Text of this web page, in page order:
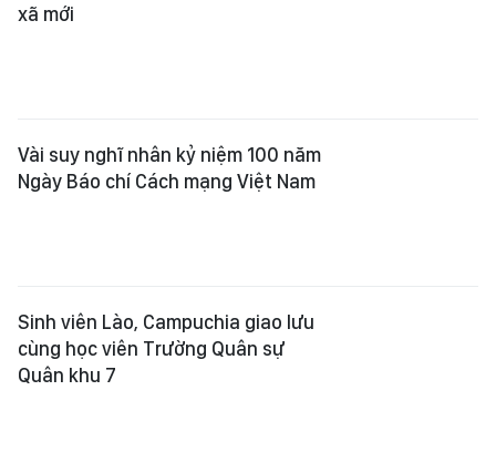
xã mới
Vài suy nghĩ nhân kỷ niệm 100 năm
Ngày Báo chí Cách mạng Việt Nam
Sinh viên Lào, Campuchia giao lưu
cùng học viên Trường Quân sự
Quân khu 7